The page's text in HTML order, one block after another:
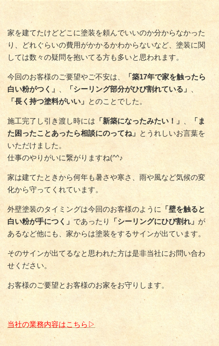
家を建てたけどどこに塗装を頼んでいいのか分からなかった
り、どれぐらいの費用がかかるかわからないなど、塗装に関
しては数々の疑問を抱いてる方も多いと思われます。
今回のお客様のご要望やご不安は、
「築17年で家を触ったら
白い粉がつく」、 「シーリング部分がひび割れている」
「長く持つ塗料がいい」 とのことでした。
施工完了し引き渡し時には 「新築になったみたい！」
「ま
た困ったことあったら相談にのってね」 とうれしいお言葉を
いただけました。
仕事のやりがいに繋がりますね(^^♪
家は建てたときから何年も暑さや寒さ、雨や風など気候の変
化から守ってくれています。
外壁塗装のタイミングは今回のお客様のように
「壁を触ると
白い粉が手につく」であったり 「シーリングにひび割れ」 が
あるなど他にも、家からは塗装をするサインが出ています。
そのサインが出てるなと思われた方は是非当社にお問い合わ
せください。
お客様のご要望とお客様のお家をお守りします。
当社の業務内容はこちら▷